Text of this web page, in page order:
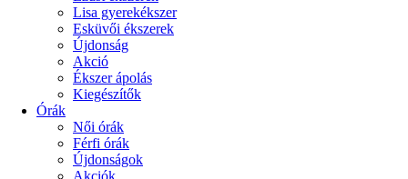
Lisa gyerekékszer
Esküvői ékszerek
Újdonság
Akció
Ékszer ápolás
Kiegészítők
Órák
Női órák
Férfi órák
Újdonságok
Akciók